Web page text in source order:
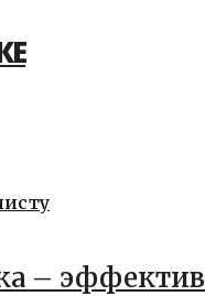
–